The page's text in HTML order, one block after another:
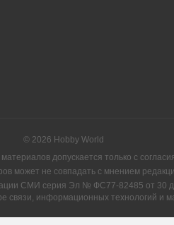
© 2026 Hobby World
допускается только с
может не совпадать с мнением
СМИ серия Эл № ФС77-82485 от 30
информационных технологий и